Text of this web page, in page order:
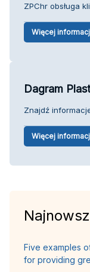
ZPChr obsługa
Więcej
Dagram Plast
Znajdź
Więcej
Five examples
for providing